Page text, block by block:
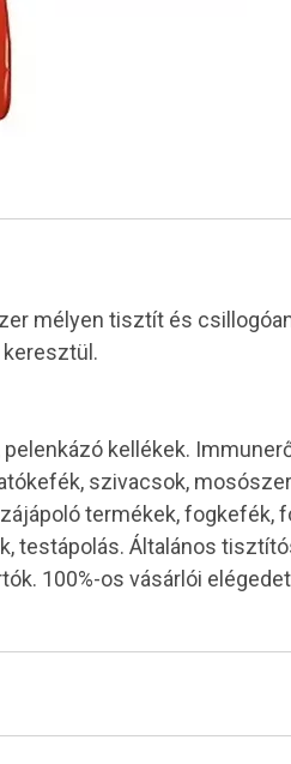
mélyen tisztít és
kellékek.
szivacsok,
termékek,
testápolás. Általános
100%-os vásárlói